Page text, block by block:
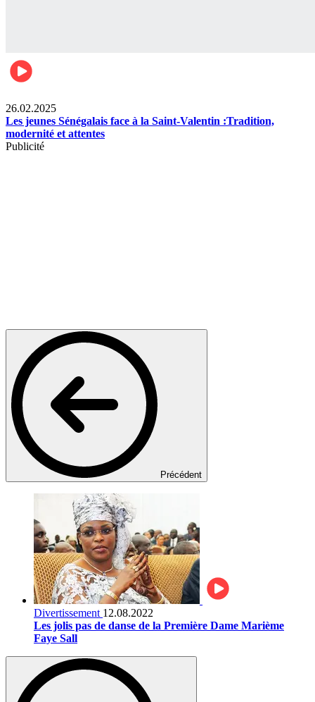
26.02.2025
Les jeunes Sénégalais face à la Saint-Valentin :Tradition,
modernité et attentes
Publicité
Précédent
Divertissement 12.08.2022
Les jolis pas de danse de la Première Dame Marième
Faye Sall